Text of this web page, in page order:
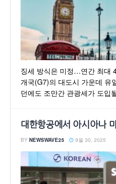
징세 방식은 미정…연간 최대
개국(G7)의 대도시 가운데 유
던에도 조만간 관광세가 도입
대한항공에서 아시아나
BY NEWSWAVE25 9월 30, 2025